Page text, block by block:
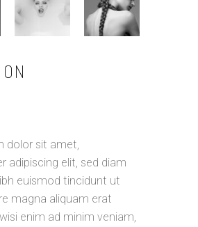
dolor sit amet,
adipiscing elit, sed diam
euismod tincidunt ut
magna aliquam erat
enim ad minim veniam,